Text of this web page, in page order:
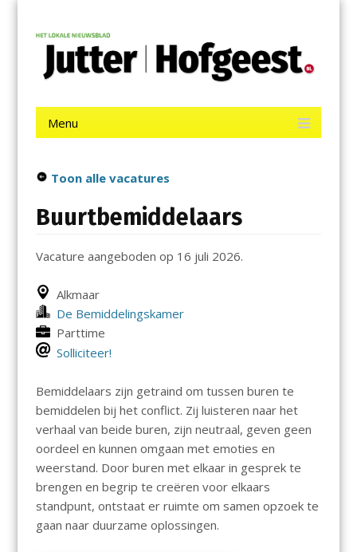
contentJutter | Hofgeest
Menu
Toon alle vacatures
Buurtbemiddelaars
Vacature aangeboden op 16 juli 2026.
Alkmaar
De Bemiddelingskamer
Parttime
Solliciteer!
Bemiddelaars zijn getraind om tussen buren te
bemiddelen bij het conflict. Zij luisteren naar het
verhaal van beide buren, zijn neutraal, geven geen
oordeel en kunnen omgaan met emoties en
weerstand. Door buren met elkaar in gesprek te
brengen en begrip te creëren voor elkaars
standpunt, ontstaat er ruimte om samen opzoek te
gaan naar duurzame oplossingen.